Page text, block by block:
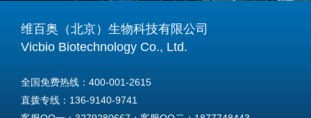
维百奥（北京）生物科技有限公司
Vicbio Biotechnology Co., Ltd.
全国免费热线：400-001-2615
直拨专线：136-9140-9741